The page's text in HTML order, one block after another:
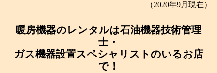
（2020年9月現在）
暖房機器のレンタルは石油機器技術管理
士・
ガス機器設置スペシャリストのいるお店
で！